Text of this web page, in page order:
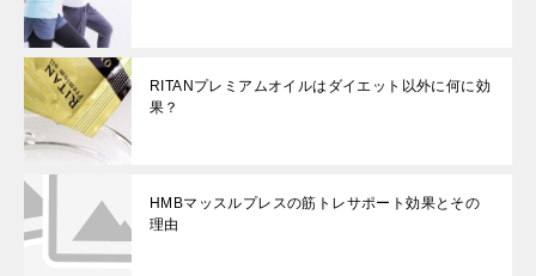
RITANプレミアムオイルはダイエット以外に何に効
果？
HMBマッスルプレスの筋トレサポート効果とその
理由